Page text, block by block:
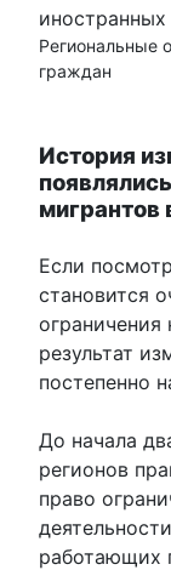
Региональные
граждан
История
мигрантов
Если
становится
ограничения
результат
постепенно
До начала
регионов
право
работающих